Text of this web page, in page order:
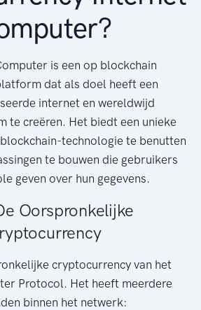
is een op blockchain
dat als doel heeft een
internet en wereldwijd
te creëren. Het biedt een unieke
technologie te benutten
te bouwen die gebruikers
geven over hun gegevens.
Oorspronkelijke
cryptocurrency van het
Protocol. Het heeft meerdere
binnen het netwerk: